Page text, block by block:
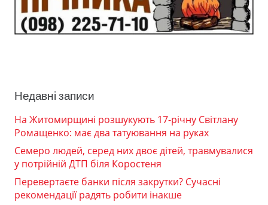
Недавні записи
На Житомирщині розшукують 17-річну Світлану
Ромащенко: має два татуювання на руках
Семеро людей, серед них двоє дітей, травмувалися
у потрійній ДТП біля Коростеня
Перевертаєте банки після закрутки? Сучасні
рекомендації радять робити інакше